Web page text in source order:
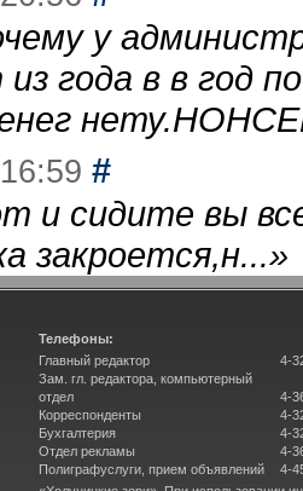
у
года в в год
#
и сидите вы
закроется,н...»
Телефоны:
Главный редактор
Зам. гл. редактора, компьютерный
отдел
Корреспонденты
Бухгалтерия
Отдел рекламы
Полиграфуслуги, прием объявлений
4-
4-
4-
4-
4-
4-